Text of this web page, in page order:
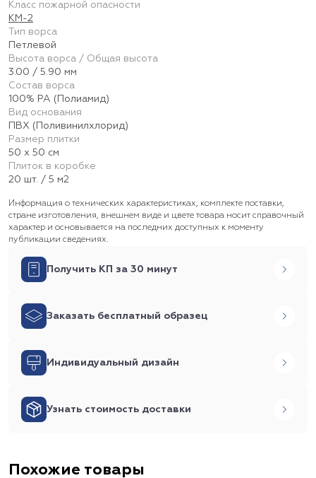
Класс пожарной опасности
КМ-2
Тип ворса
Петлевой
Высота ворса / Общая высота
3.00 / 5.90 мм
Состав ворса
100% PA (Полиамид)
Вид основания
ПВХ (Поливинилхлорид)
Размер плитки
50 х 50 см
Плиток в коробке
20 шт. / 5 м2
Информация о технических характеристиках, комплекте поставки,
стране изготовления, внешнем виде и цвете товара носит справочный
характер и основывается на последних доступных к моменту
публикации сведениях.
Получить КП за 30 минут
Заказать бесплатный образец
Индивидуальный дизайн
Узнать стоимость доставки
Похожие товары